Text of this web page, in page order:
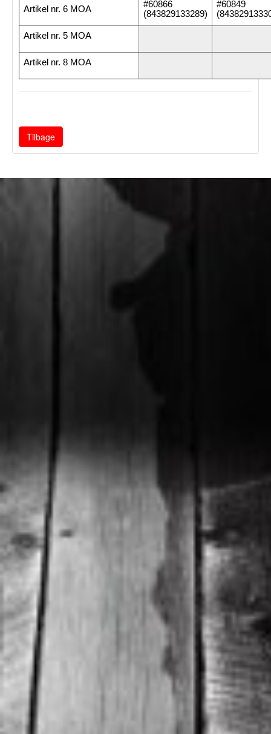
Artikel nr. 6 MOA
#60866
(843829133289)
#60849
Artikel nr. 5 MOA
Artikel nr. 8 MOA
Tilbage